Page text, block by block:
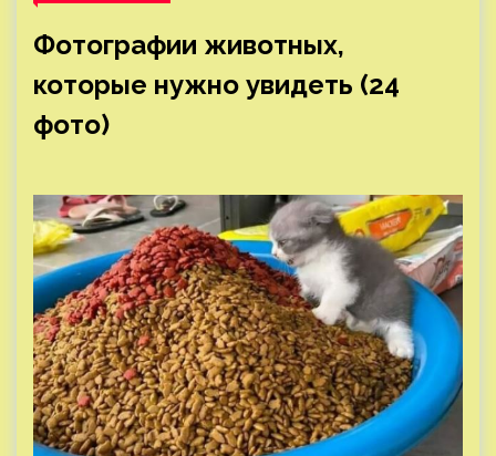
Фотографии животных,
которые нужно увидеть (24
фото)